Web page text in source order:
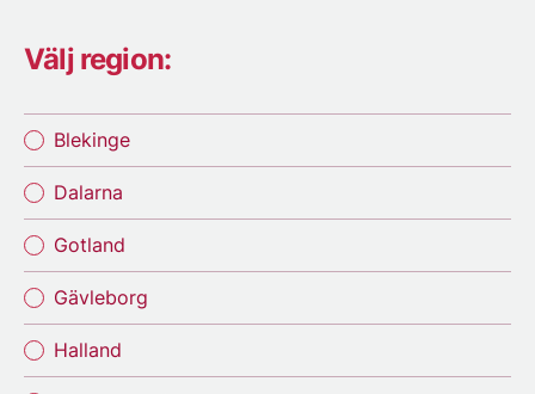
Välj region:
Blekinge
Dalarna
Gotland
Gävleborg
Halland